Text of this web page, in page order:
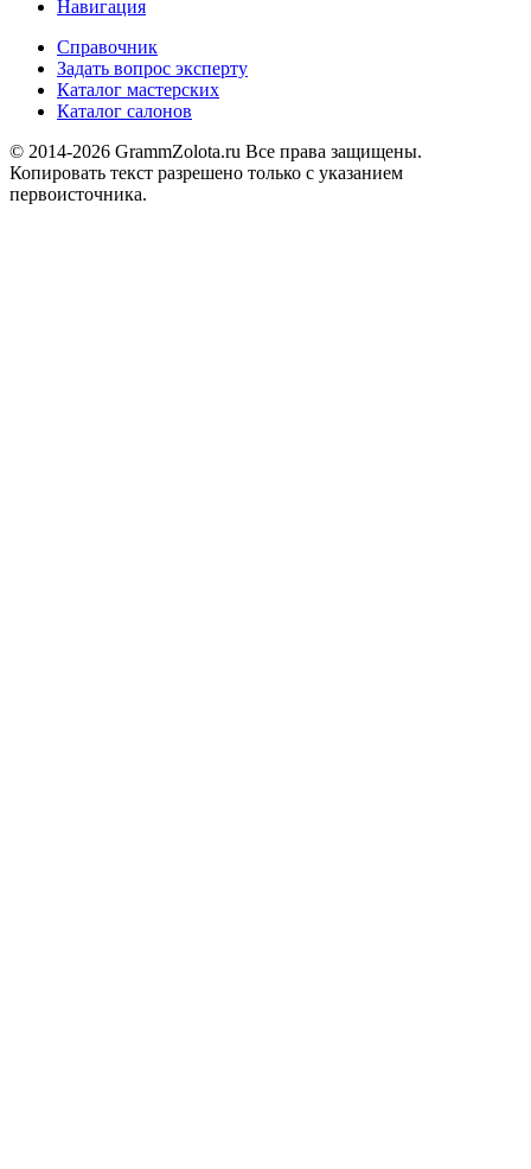
Навигация
Справочник
Задать вопрос эксперту
Каталог мастерских
Каталог салонов
© 2014-2026 GrammZolota.ru Все права защищены.
Копировать текст разрешено только с указанием
первоисточника.